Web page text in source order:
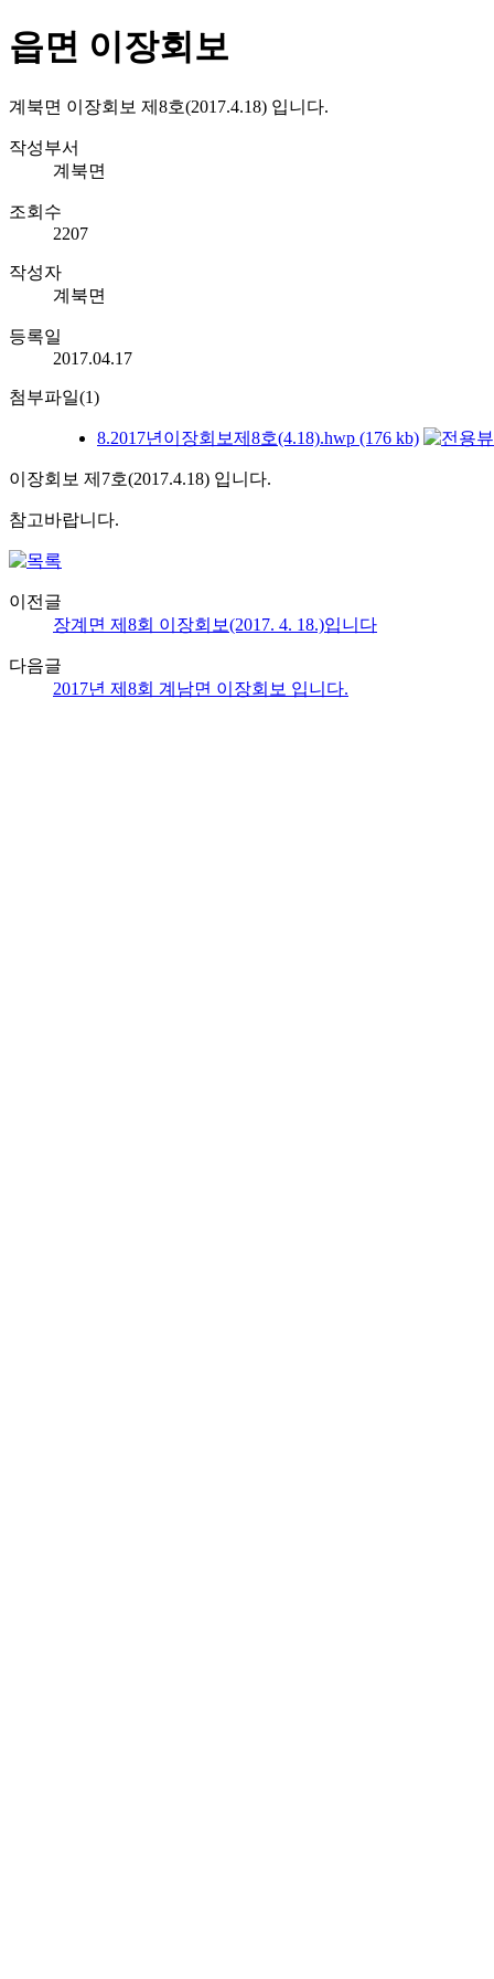
읍면 이장회보
계북면 이장회보 제8호(2017.4.18) 입니다.
작성부서
계북면
조회수
2207
작성자
계북면
등록일
2017.04.17
첨부파일(1)
8.2017년이장회보제8호(4.18).hwp (176 kb)
이장회보 제7호(2017.4.18) 입니다.
참고바랍니다.
이전글
장계면 제8회 이장회보(2017. 4. 18.)입니다
다음글
2017년 제8회 계남면 이장회보 입니다.